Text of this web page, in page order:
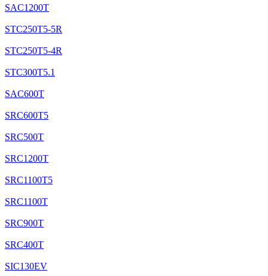
SAC1200T
STC250T5-5R
STC250T5-4R
STC300T5.1
SAC600T
SRC600T5
SRC500T
SRC1200T
SRC1100T5
SRC1100T
SRC900T
SRC400T
SIC130EV